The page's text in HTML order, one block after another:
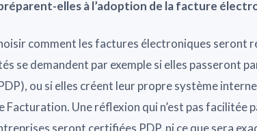
elles à l’adoption de la facture
comment les factures électroniques seront
se demandent par exemple si elles passeront
ou si elles créent leur propre système
Une réflexion qui n’est pas facilitée
seront certifiées PDP, ni ce que sera